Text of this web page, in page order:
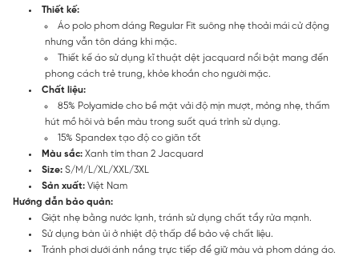
Thiết kế:
Áo polo phom dáng Regular Fit suông nhẹ thoải mái cử động
nhưng vẫn tôn dáng khi mặc.
Thiết kế áo sử dụng kĩ thuật dệt jacquard nổi bật mang đến
phong cách trẻ trung, khỏe khoắn cho người mặc.
Chất liệu:
85% Polyamide cho bề mặt vải độ mịn mượt, mỏng nhẹ, thấm
hút mồ hôi và bền màu trong suốt quá trình sử dụng.
15% Spandex tạo độ co giãn tốt
Màu sắc: Xanh tím than 2 Jacquard
Size: S/M/L/XL/XXL/3XL
Sản xuất: Việt Nam
Hướng dẫn bảo quản:
Giặt nhẹ bằng nước lạnh, tránh sử dụng chất tẩy rửa mạnh.
Sử dụng bàn ủi ở nhiệt độ thấp để bảo vệ chất liệu.
Tránh phơi dưới ánh nắng trực tiếp để giữ màu và phom dáng áo.